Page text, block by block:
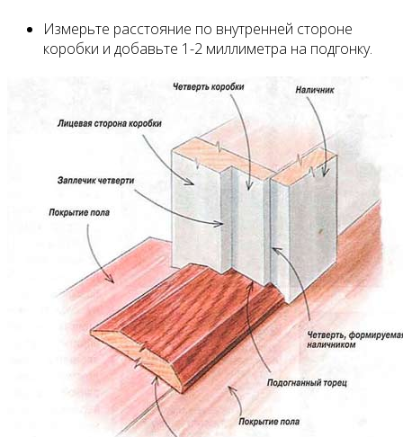
Измерьте расстояние по внутренней стороне
коробки и добавьте 1-2 миллиметра на подгонку.